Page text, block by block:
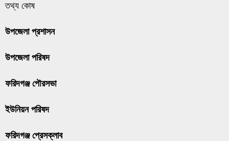
তথ্য কোষ
উপজেলা প্রশাসন
উপজেলা পরিষদ
ফরিদগঞ্জ পৌরসভা
ইউনিয়ন পরিষদ
ফরিদগঞ্জ প্রেসক্লাব